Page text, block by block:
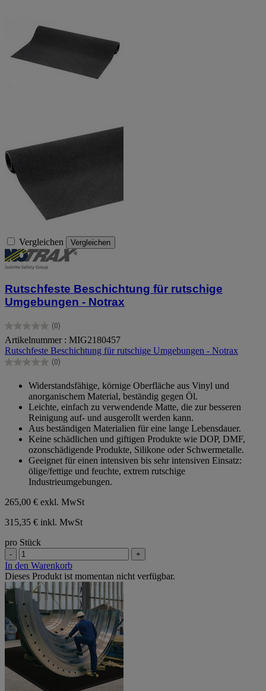
Vergleichen Vergleichen
Rutschfeste Beschichtung für rutschige
Umgebungen - Notrax
(0)
0.0
von
5
Sternen.
Artikelnummer : MIG2180457
Rutschfeste Beschichtung für rutschige Umgebungen - Notrax
(0)
0.0
Sternen.
Widerstandsfähige, körnige Oberfläche aus Vinyl und
anorganischem Material, beständig gegen Öl.
Leichte, einfach zu verwendende Matte, die zur besseren
Reinigung auf- und ausgerollt werden kann.
Aus beständigen Materialien für eine lange Lebensdauer.
Keine schädlichen und giftigen Produkte wie DOP, DMF,
ozonschädigende Produkte, Silikone oder Schwermetalle.
Geeignet für einen intensiven bis sehr intensiven Einsatz:
ölige/fettige und feuchte, extrem rutschige
Industrieumgebungen.
265,00 € exkl. MwSt
315,35 € inkl. MwSt
pro Stück
- +
In den Warenkorb
Dieses Produkt ist momentan nicht verfügbar.